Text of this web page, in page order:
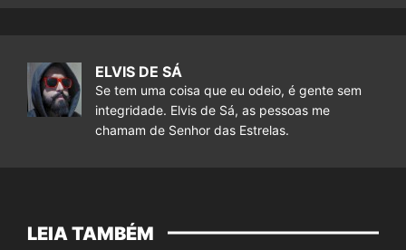
ELVIS DE SÁ
Se tem uma coisa que eu odeio, é gente sem
integridade. Elvis de Sá, as pessoas me
chamam de Senhor das Estrelas.
LEIA TAMBÉM